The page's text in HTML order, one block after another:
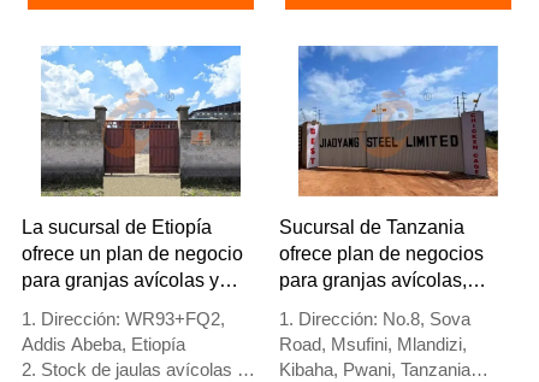
avícolas y stock disponible
3. Personalizado para granjas
avícolas locales
4. Calidad y diseño basados
en estándares europeos
5. Recepción en línea 24
horas Número de Whatsapp:
y equipos para granjas
3. Personalizado para granjas
avícolas nigerianas
4. La calidad y el diseño están
basados en estándares
europeos
5. Recepción en línea 24
+8618830120193
La sucursal de Etiopía
ofrece un plan de negocio
para granjas avícolas y
granjas avícolas
1. Dirección: WR93+FQ2,
Addis Abeba, Etiopía
2. Stock de jaulas avícolas y
Sucursal de Tanzania
ofrece plan de negocios
para granjas avícolas,
granjas avícolas
1. Dirección: No.8, Sova
Road, Msufini, Mlandizi,
Kibaha, Pwani, Tanzania